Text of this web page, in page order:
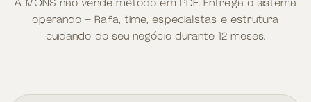
operando — Rafa, time, especialistas e estrutura
cuidando do seu negócio durante 12 meses.